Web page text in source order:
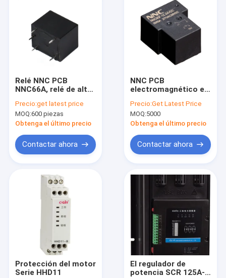
Productos
Sobre nosotros
Control de Calidad
Relé NNC PCB
NNC66A, relé de alto
de carga de coche y
energía solar
Precio:get latest price
MOQ:600 piezas
Obtenga el último precio
Contactar ahora
NNC PCB
electromagnético en
1Z 60A para circuito
de PCB
Precio:Get Latest Price
MOQ:5000
Obtenga el último precio
Contactar ahora
Protección del motor
Serie HHD11
El regulador de
potencia SCR 125A-